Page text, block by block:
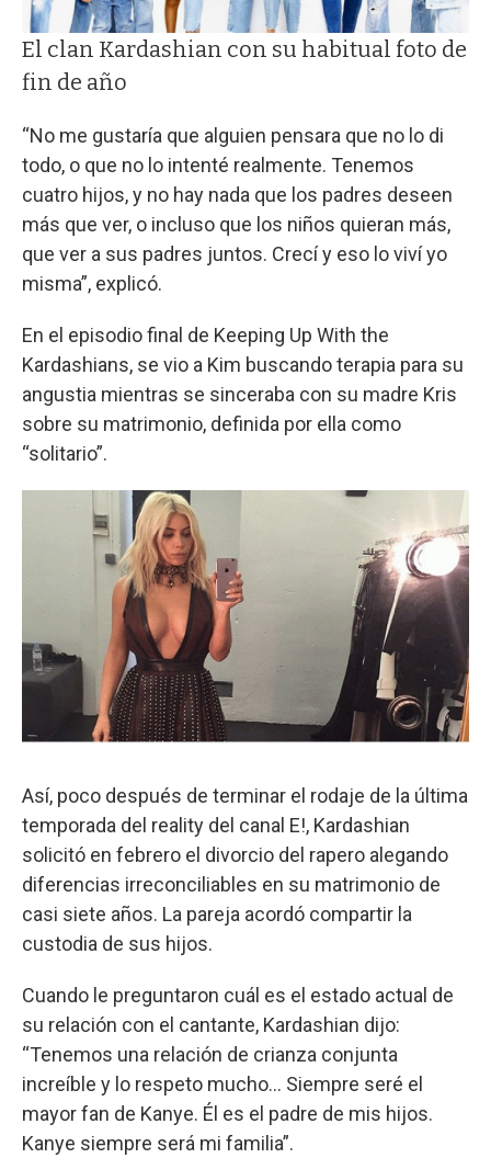
El clan Kardashian con su habitual foto de
fin de año
“No me gustaría que alguien pensara que no lo di
todo, o que no lo intenté realmente. Tenemos
cuatro hijos, y no hay nada que los padres deseen
más que ver, o incluso que los niños quieran más,
que ver a sus padres juntos. Crecí y eso lo viví yo
misma”, explicó.
En el episodio final de Keeping Up With the
Kardashians, se vio a Kim buscando terapia para su
angustia mientras se sinceraba con su madre Kris
sobre su matrimonio, definida por ella como
“solitario”.
Así, poco después de terminar el rodaje de la última
temporada del reality del canal E!, Kardashian
solicitó en febrero el divorcio del rapero alegando
diferencias irreconciliables en su matrimonio de
casi siete años. La pareja acordó compartir la
custodia de sus hijos.
Cuando le preguntaron cuál es el estado actual de
su relación con el cantante, Kardashian dijo:
“Tenemos una relación de crianza conjunta
increíble y lo respeto mucho... Siempre seré el
mayor fan de Kanye. Él es el padre de mis hijos.
Kanye siempre será mi familia”.